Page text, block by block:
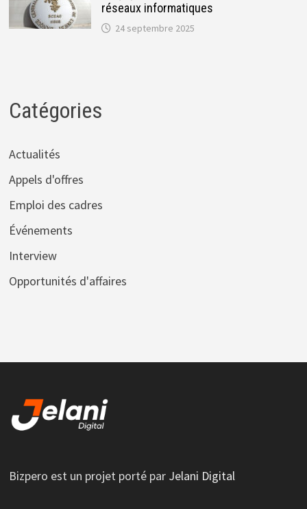
réseaux informatiques
24 septembre 2025
Catégories
Actualités
Appels d'offres
Emploi des cadres
Événements
Interview
Opportunités d'affaires
Bizpero est un projet porté par Jelani Digital